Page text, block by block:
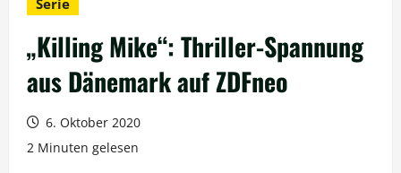
Serie
„Killing Mike“: Thriller-Spannung
aus Dänemark auf ZDFneo
6. Oktober 2020
2 Minuten gelesen